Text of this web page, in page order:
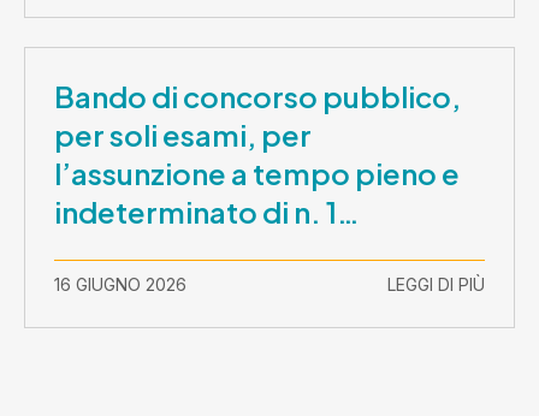
Bando di concorso pubblico,
per soli esami, per
l’assunzione a tempo pieno e
indeterminato di n. 1
Assistente Sociale –
Comunicazione prova scritta e
prova orale
16 GIUGNO 2026 LEGGI DI PIÙ